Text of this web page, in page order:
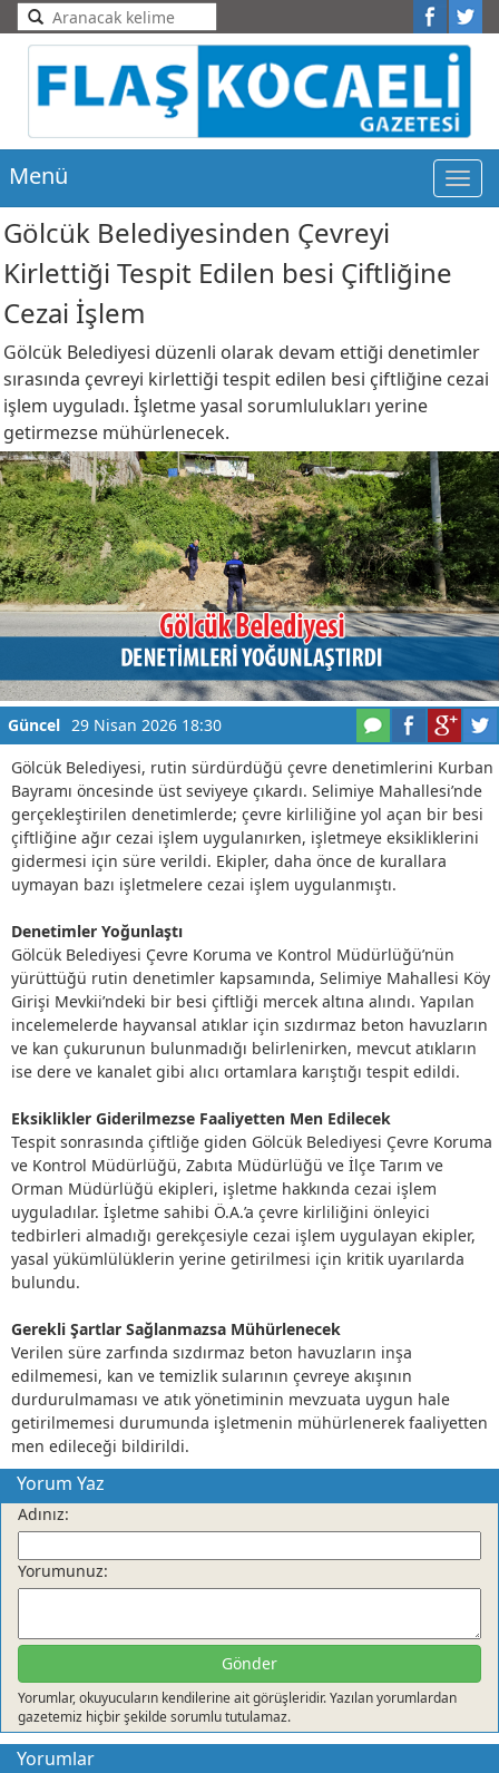
Menü
Gölcük Belediyesinden Çevreyi
Kirlettiği Tespit Edilen besi Çiftliğine
Cezai İşlem
Gölcük Belediyesi düzenli olarak devam ettiği denetimler
sırasında çevreyi kirlettiği tespit edilen besi çiftliğine cezai
işlem uyguladı. İşletme yasal sorumlulukları yerine
getirmezse mühürlenecek.
Güncel 29 Nisan 2026 18:30
Gölcük Belediyesi, rutin sürdürdüğü çevre denetimlerini Kurban
Bayramı öncesinde üst seviyeye çıkardı. Selimiye Mahallesi’nde
gerçekleştirilen denetimlerde; çevre kirliliğine yol açan bir besi
çiftliğine ağır cezai işlem uygulanırken, işletmeye eksikliklerini
gidermesi için süre verildi. Ekipler, daha önce de kurallara
uymayan bazı işletmelere cezai işlem uygulanmıştı.
Denetimler Yoğunlaştı
Gölcük Belediyesi Çevre Koruma ve Kontrol Müdürlüğü’nün
yürüttüğü rutin denetimler kapsamında, Selimiye Mahallesi Köy
Girişi Mevkii’ndeki bir besi çiftliği mercek altına alındı. Yapılan
incelemelerde hayvansal atıklar için sızdırmaz beton havuzların
ve kan çukurunun bulunmadığı belirlenirken, mevcut atıkların
ise dere ve kanalet gibi alıcı ortamlara karıştığı tespit edildi.
Eksiklikler Giderilmezse Faaliyetten Men Edilecek
Tespit sonrasında çiftliğe giden Gölcük Belediyesi Çevre Koruma
ve Kontrol Müdürlüğü, Zabıta Müdürlüğü ve İlçe Tarım ve
Orman Müdürlüğü ekipleri, işletme hakkında cezai işlem
uyguladılar. İşletme sahibi Ö.A.’a çevre kirliliğini önleyici
tedbirleri almadığı gerekçesiyle cezai işlem uygulayan ekipler,
yasal yükümlülüklerin yerine getirilmesi için kritik uyarılarda
bulundu.
Gerekli Şartlar Sağlanmazsa Mühürlenecek
Verilen süre zarfında sızdırmaz beton havuzların inşa
edilmemesi, kan ve temizlik sularının çevreye akışının
durdurulmaması ve atık yönetiminin mevzuata uygun hale
getirilmemesi durumunda işletmenin mühürlenerek faaliyetten
men edileceği bildirildi.
Yorum Yaz
Adınız:
Yorumunuz:
Gönder
Yorumlar, okuyucuların kendilerine ait görüşleridir. Yazılan yorumlardan
gazetemiz hiçbir şekilde sorumlu tutulamaz.
Yorumlar
Gastro Kent Kartepe
DİDEM ÖZİRİ
Küçük Mavi Nokta
23 NİSAN BAYRAM KUTLAMALARI DEDEKTÖRE TAKILDI
Cüneyt Karaman
ZAHİD, BİZİ TAN EYLEME